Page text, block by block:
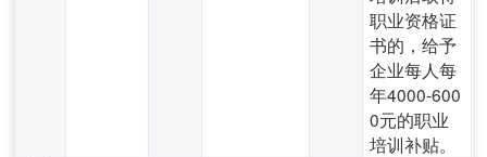
职业资格证
书的，给予
企业每人每
年4000-600
0元的职业
培训补贴。